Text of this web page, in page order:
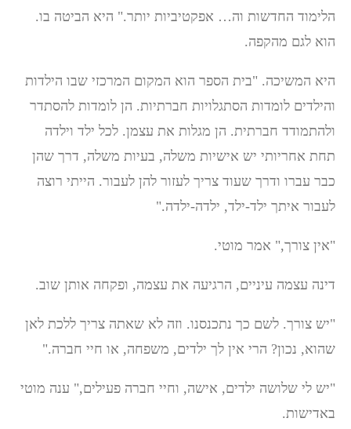
הלימוד החדשות וה… אפקטיביות יותר." היא הביטה בו.
הוא לגם מהקפה.
היא המשיכה. "בית הספר הוא המקום המרכזי שבו הילדות
והילדים לומדות הסתגלויות חברתיות. הן לומדות להסתדר
ולהתמודד חברתית. הן מגלות את עצמן. לכל ילד וילדה
תחת אחריותי יש אישיות משלה, בעיות משלה, דרך שהן
כבר עברו ודרך שעוד צריך לעזור להן לעבור. הייתי רוצה
לעבור איתך ילד-ילד, ילדה-ילדה."
"אין צורך," אמר מוטי.
דינה עצמה עיניים, הרגיעה את עצמה, ופקחה אותן שוב.
"יש צורך. לשם כך נתכנסנו. וזה לא שאתה צריך ללכת לאן
שהוא, נכון? הרי אין לך ילדים, משפחה, או חיי חברה."
"יש לי שלושה ילדים, אישה, וחיי חברה פעילים," ענה מוטי
באדישות.